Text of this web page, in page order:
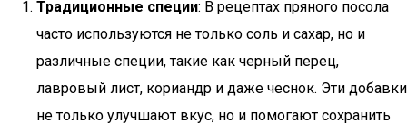
Традиционные специи: В рецептах пряного посола
часто используются не только соль и сахар, но и
различные специи, такие как черный перец,
лавровый лист, кориандр и даже чеснок. Эти добавки
не только улучшают вкус, но и помогают сохранить